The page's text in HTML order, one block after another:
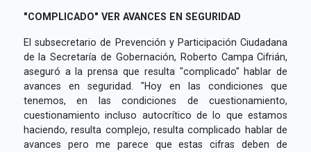
"COMPLICADO" VER AVANCES EN SEGURIDAD
El subsecretario de Prevención y Participación Ciudadana
de la Secretaría de Gobernación, Roberto Campa Cifrián,
aseguró a la prensa que resulta "complicado" hablar de
avances en seguridad. "Hoy en las condiciones que
tenemos, en las condiciones de cuestionamiento,
cuestionamiento incluso autocrítico de lo que estamos
haciendo, resulta complejo, resulta complicado hablar de
avances pero me parece que estas cifras deben de